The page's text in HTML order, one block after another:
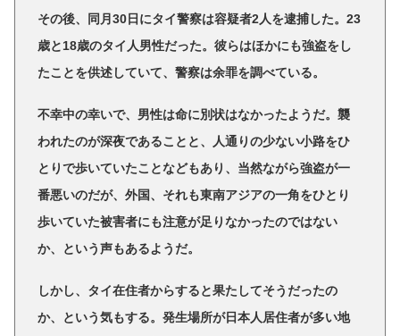
その後、同月30日にタイ警察は容疑者2人を逮捕した。23
歳と18歳のタイ人男性だった。彼らはほかにも強盗をし
たことを供述していて、警察は余罪を調べている。
不幸中の幸いで、男性は命に別状はなかったようだ。襲
われたのが深夜であることと、人通りの少ない小路をひ
とりで歩いていたことなどもあり、当然ながら強盗が一
番悪いのだが、外国、それも東南アジアの一角をひとり
歩いていた被害者にも注意が足りなかったのではない
か、という声もあるようだ。
しかし、タイ在住者からすると果たしてそうだったの
か、という気もする。発生場所が日本人居住者が多い地